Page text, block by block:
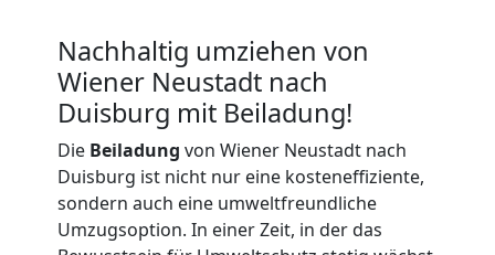
Nachhaltig umziehen von
Wiener Neustadt nach
Duisburg mit Beiladung!
Die Beiladung von Wiener Neustadt nach
Duisburg ist nicht nur eine kosteneffiziente,
sondern auch eine umweltfreundliche
Umzugsoption. In einer Zeit, in der das
LKW
Wiener
Neustadt
Kunsttransport